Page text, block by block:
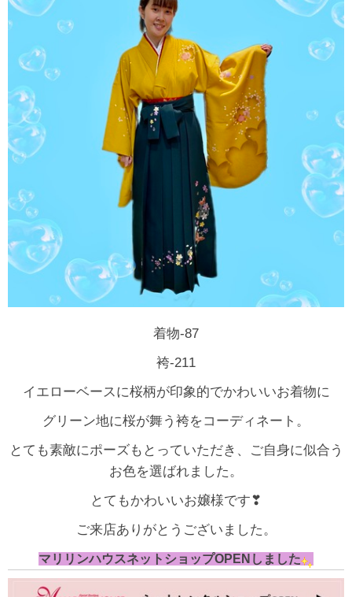
着物-87
袴-211
イエローベースに桜柄が印象的でかわいいお着物に
グリーン地に桜が舞う袴をコーディネート。
とても素敵にポーズもとっていただき、ご自身に似合う
お色を選ばれました。
とてもかわいいお嬢様です❣
ご来店ありがとうございました。
マリリンハウスネットショップOPENしました